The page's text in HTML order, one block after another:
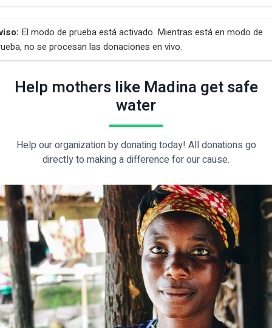
El modo de prueba está activado. Mientras está en modo de
no se procesan las donaciones en vivo.
Help mothers like Madina get safe
water
Help our organization by donating today! All donations go
directly to making a difference for our cause.